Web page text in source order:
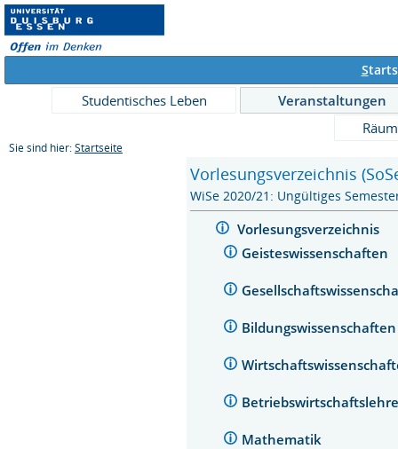
S
Studentisches Leben
Veranstaltungen
Sie sind hier: Startseite
Vorlesungsverzeichnis
WiSe 2020/21: Ungültiges
Vorlesungsverzeichnis
Geisteswissenschaften
Mathematik